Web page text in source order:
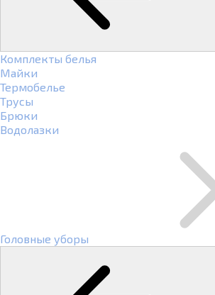
Комплекты белья
Майки
Термобелье
Трусы
Брюки
Водолазки
Головные уборы